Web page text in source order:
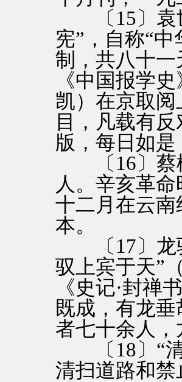
〔15〕袁世
宪”，自称“
制，共八十
《中国报学
凯）在京取
目，凡载有
版，每日如
〔16〕蔡
人。辛亥革
十二月在云南
本。
〔17〕龙
驭上宾于天”
《史记·封禅
既成，有龙
者七十余人，
〔18〕“清
清扫道路和禁